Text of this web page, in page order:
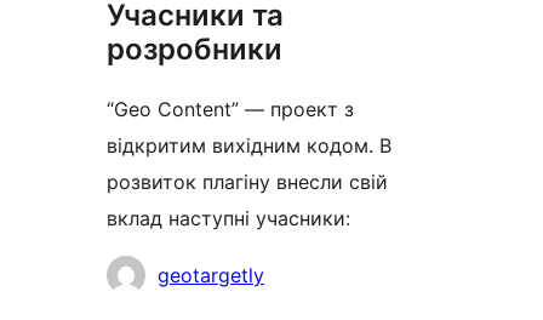
Учасники та
розробники
“Geo Content” — проект з
відкритим вихідним кодом. В
розвиток плагіну внесли свій
вклад наступні учасники:
Учасникиgeotargetly